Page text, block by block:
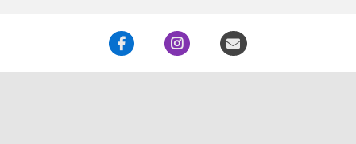
kan
vælges
på
varesiden